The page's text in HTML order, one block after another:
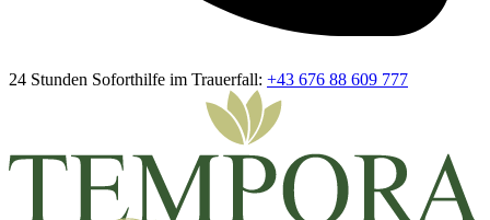
24 Stunden Soforthilfe im Trauerfall: +43 676 88 609 777